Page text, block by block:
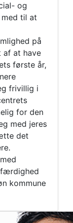
og
til at
på
af at have
første år,
frivillig i
for den
med jeres
det
kommune